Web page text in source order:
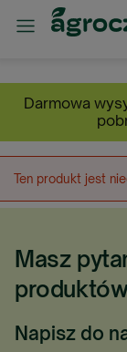
Darmowa
Ten produkt jest
Masz
Napisz do